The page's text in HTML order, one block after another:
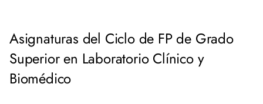
Asignaturas del Ciclo de FP de Grado
Superior en Laboratorio Clínico y
Biomédico